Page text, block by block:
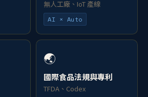
無人工廠、IoT 產線
AI × Auto
🌏
國際食品法規與專利
TFDA、Codex